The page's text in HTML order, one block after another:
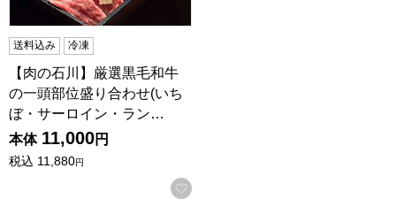
送料込み 冷凍
【肉の石川】厳選黒毛和牛
の一頭部位盛り合わせ(いち
ぼ・サーロイン・ラン…
本体 11,000円
税込 11,880円
お気に入りに登録する